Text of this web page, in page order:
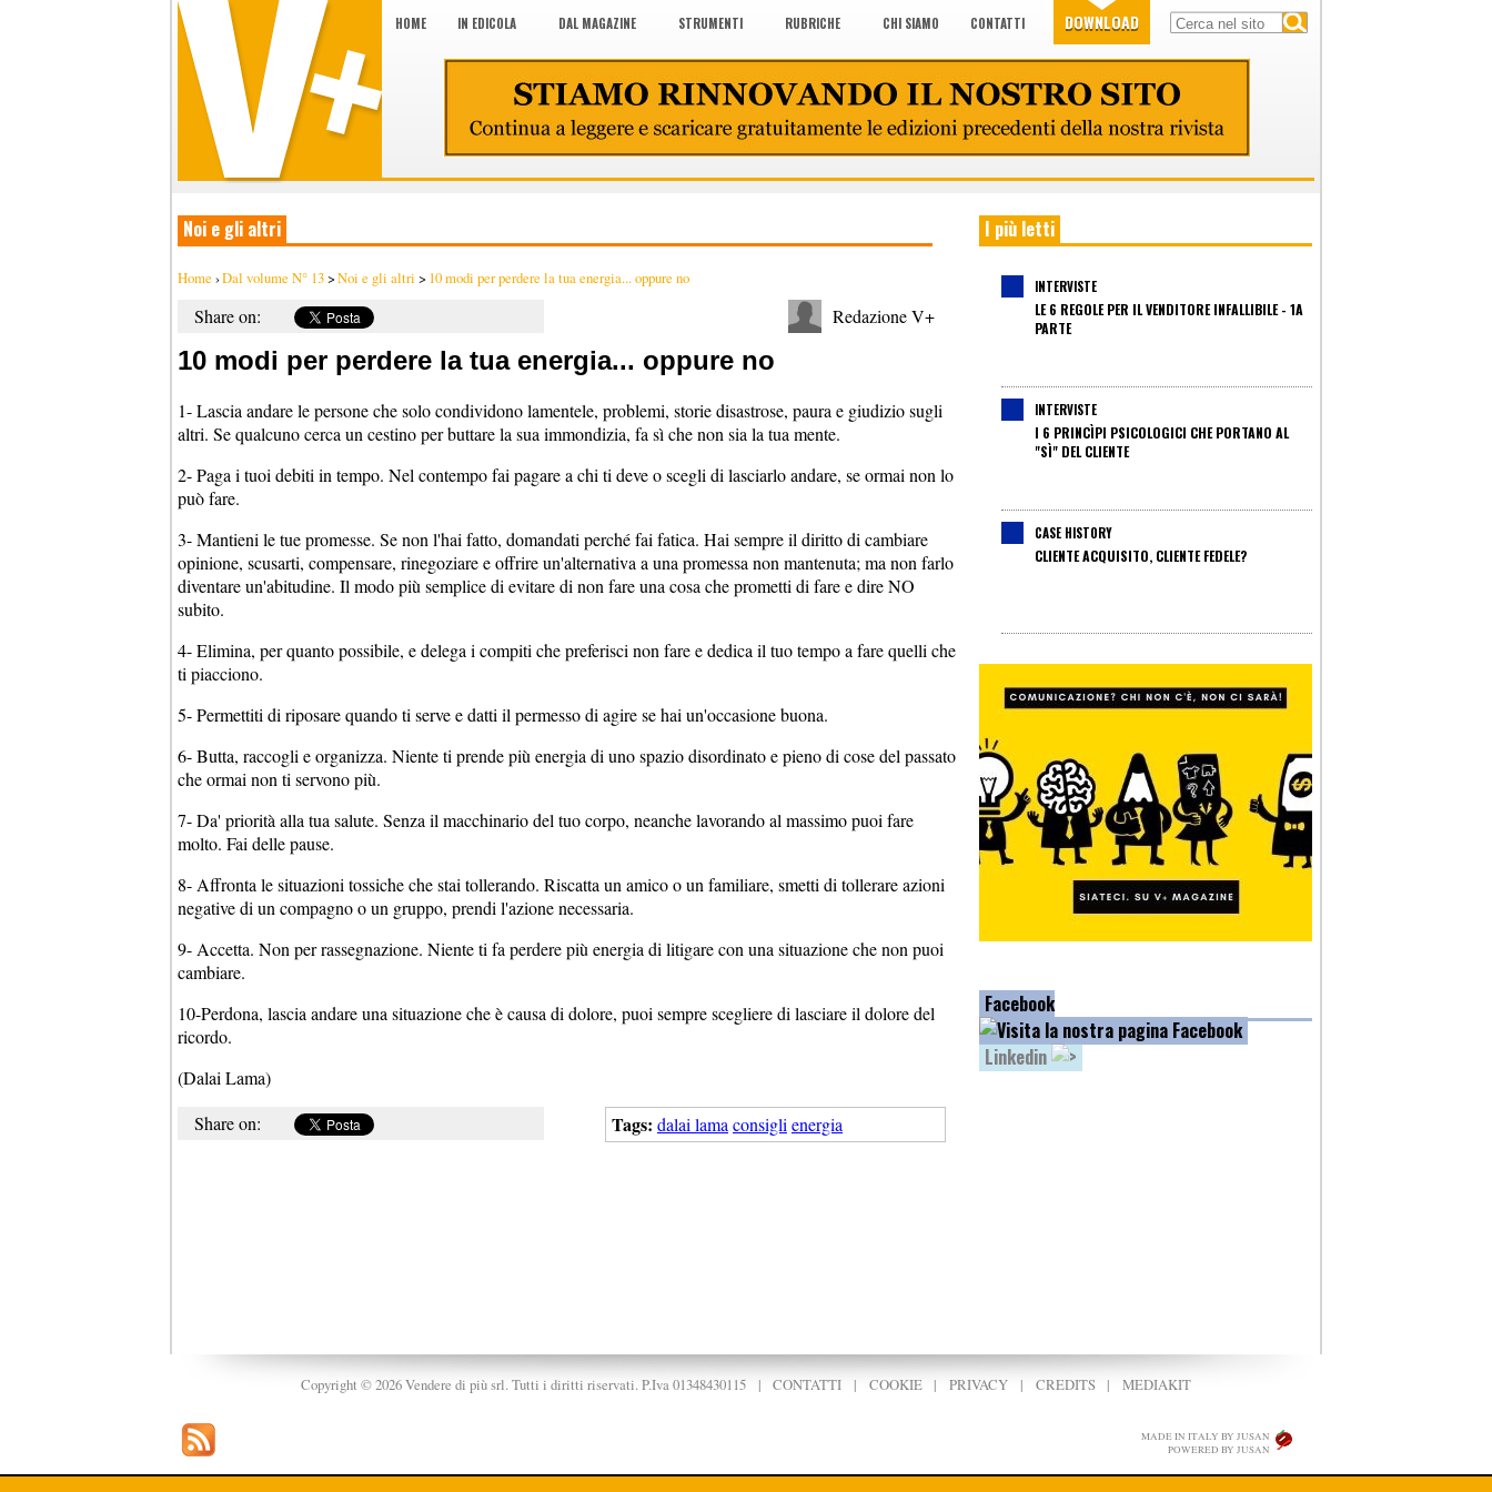
HOME IN EDICOLA DAL MAGAZINE STRUMENTI RUBRICHE CHI SIAMO CONTATTI DOWNLOAD
Noi e gli altri
Home ›Dal volume N° 13>Noi e gli altri > 10 modi per perdere la tua energia... oppure no
Share on: Redazione V+
10 modi per perdere la tua energia... oppure no
1- Lascia andare le persone che solo condividono lamentele, problemi, storie disastrose, paura e giudizio sugli
altri. Se qualcuno cerca un cestino per buttare la sua immondizia, fa sì che non sia la tua mente.
2- Paga i tuoi debiti in tempo. Nel contempo fai pagare a chi ti deve o scegli di lasciarlo andare, se ormai non lo
può fare.
3- Mantieni le tue promesse. Se non l'hai fatto, domandati perché fai fatica. Hai sempre il diritto di cambiare
opinione, scusarti, compensare, rinegoziare e offrire un'alternativa a una promessa non mantenuta; ma non farlo
diventare un'abitudine. Il modo più semplice di evitare di non fare una cosa che prometti di fare e dire NO
subito.
4- Elimina, per quanto possibile, e delega i compiti che preferisci non fare e dedica il tuo tempo a fare quelli che
ti piacciono.
5- Permettiti di riposare quando ti serve e datti il permesso di agire se hai un'occasione buona.
6- Butta, raccogli e organizza. Niente ti prende più energia di uno spazio disordinato e pieno di cose del passato
che ormai non ti servono più.
7- Da' priorità alla tua salute. Senza il macchinario del tuo corpo, neanche lavorando al massimo puoi fare
molto. Fai delle pause.
8- Affronta le situazioni tossiche che stai tollerando. Riscatta un amico o un familiare, smetti di tollerare azioni
negative di un compagno o un gruppo, prendi l'azione necessaria.
9- Accetta. Non per rassegnazione. Niente ti fa perdere più energia di litigare con una situazione che non puoi
cambiare.
10-Perdona, lascia andare una situazione che è causa di dolore, puoi sempre scegliere di lasciare il dolore del
ricordo.
(Dalai Lama)
Tags: dalai lama consigli energia
Share on:
I più letti
INTERVISTE
LE 6 REGOLE PER IL VENDITORE INFALLIBILE - 1A
PARTE
INTERVISTE
I 6 PRINCÌPI PSICOLOGICI CHE PORTANO AL
"SÌ" DEL CLIENTE
CASE HISTORY
CLIENTE ACQUISITO, CLIENTE FEDELE?
Facebook
Linkedin
Copyright © 2026 Vendere di più srl. Tutti i diritti riservati. P.Iva 01348430115 |CONTATTI | COOKIE|PRIVACY | CREDITS| MEDIAKIT
MADE IN ITALY BY JUSAN
POWERED BY JUSAN